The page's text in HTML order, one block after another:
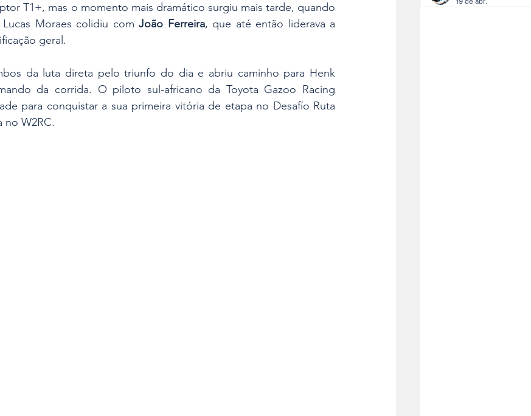
T1+, mas o momento mais dramático surgiu mais tarde, quando
Moraes colidiu com João Ferreira, que até então liderava a
geral.
da luta direta pelo triunfo do dia e abriu caminho para Henk
da corrida. O piloto sul-africano da Toyota Gazoo Racing
para conquistar a sua primeira vitória de etapa no Desafío Ruta
no W2RC.